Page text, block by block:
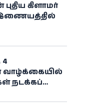
கிளாமர்
வாழ்க்கையில்
நடக்கப்